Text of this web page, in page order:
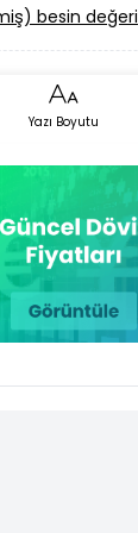
besin değeri
Yazı Boyutu